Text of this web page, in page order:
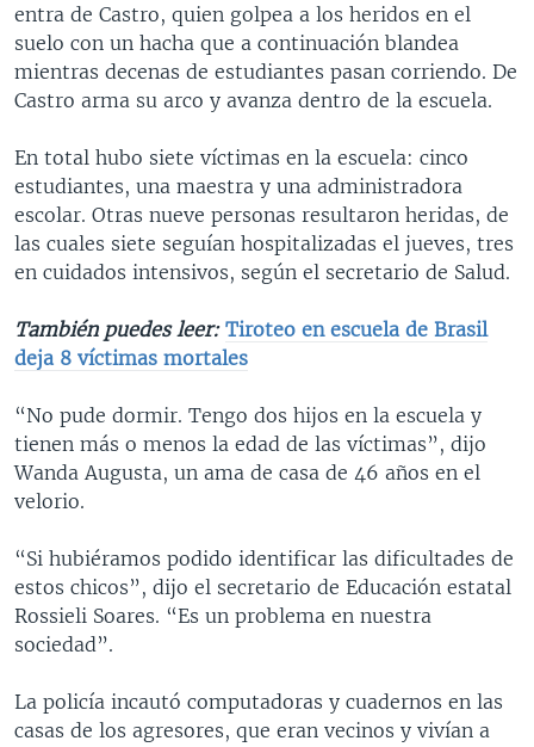
entra de Castro, quien golpea a los heridos en el
suelo con un hacha que a continuación blandea
mientras decenas de estudiantes pasan corriendo. De
Castro arma su arco y avanza dentro de la escuela.
En total hubo siete víctimas en la escuela: cinco
estudiantes, una maestra y una administradora
escolar. Otras nueve personas resultaron heridas, de
las cuales siete seguían hospitalizadas el jueves, tres
en cuidados intensivos, según el secretario de Salud.
También puedes leer: Tiroteo en escuela de Brasil
deja 8 víctimas mortales
“No pude dormir. Tengo dos hijos en la escuela y
tienen más o menos la edad de las víctimas”, dijo
Wanda Augusta, un ama de casa de 46 años en el
velorio.
“Si hubiéramos podido identificar las dificultades de
estos chicos”, dijo el secretario de Educación estatal
Rossieli Soares. “Es un problema en nuestra
sociedad”.
La policía incautó computadoras y cuadernos en las
casas de los agresores, que eran vecinos y vivían a